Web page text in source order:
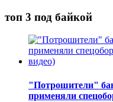
топ 3 под байкой
"Потрошители"
применяли